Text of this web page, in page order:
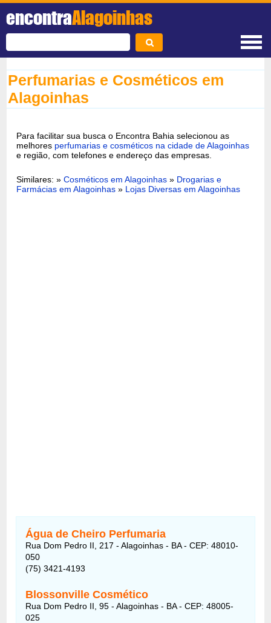
encontraAlagoinhas
Perfumarias e Cosméticos em
Alagoinhas
Para facilitar sua busca o Encontra Bahia selecionou as
melhores perfumarias e cosméticos na cidade de Alagoinhas
e região, com telefones e endereço das empresas.
Similares: »Cosméticos em Alagoinhas » Drogarias e
Farmácias em Alagoinhas » Lojas Diversas em Alagoinhas
Água de Cheiro Perfumaria
Rua Dom Pedro II, 217 - Alagoinhas - BA - CEP: 48010-
050
(75) 3421-4193
Blossonville Cosmético
Rua Dom Pedro II, 95 - Alagoinhas - BA - CEP: 48005-
025